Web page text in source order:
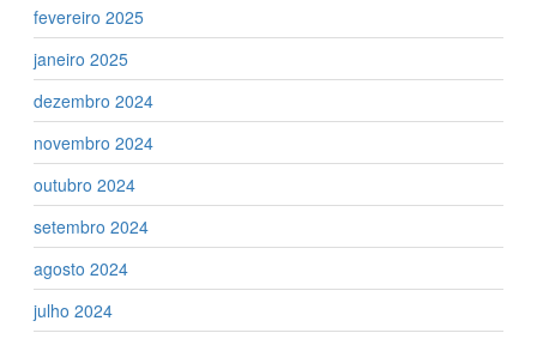
fevereiro 2025
janeiro 2025
dezembro 2024
novembro 2024
outubro 2024
setembro 2024
agosto 2024
julho 2024